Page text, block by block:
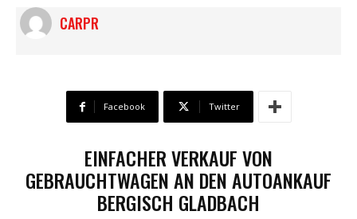
CARPR
Facebook Twitter
EINFACHER VERKAUF VON
GEBRAUCHTWAGEN AN DEN AUTOANKAUF
BERGISCH GLADBACH